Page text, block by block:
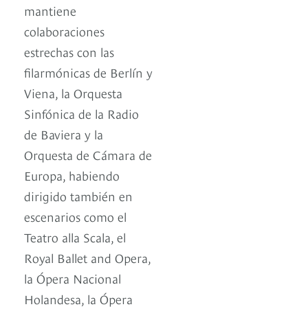
mantiene
colaboraciones
estrechas con las
filarmónicas de Berlín y
Viena, la Orquesta
Sinfónica de la Radio
de Baviera y la
Orquesta de Cámara de
Europa, habiendo
dirigido también en
escenarios como el
Teatro alla Scala, el
Royal Ballet and Opera,
la Ópera Nacional
Holandesa, la Ópera